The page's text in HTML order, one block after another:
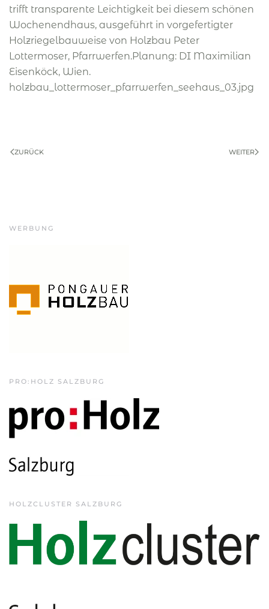
trifft transparente Leichtigkeit bei diesem schönen
Wochenendhaus, ausgeführt in vorgefertigter
Holzriegelbauweise von Holzbau Peter
Lottermoser, Pfarrwerfen.Planung: DI Maximilian
Eisenköck, Wien.
holzbau_lottermoser_pfarrwerfen_seehaus_03.jpg
ZURÜCK WEITER
WERBUNG
PRO:HOLZ SALZBURG
HOLZCLUSTER SALZBURG